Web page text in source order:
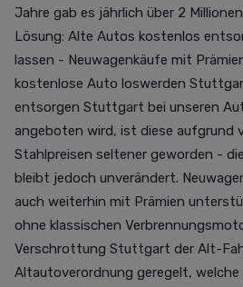
Jahre gab es jährlich über 2
Lösung: Alte Autos kostenlos
lassen - Neuwagenkäufe mit
kostenlose Auto loswerden
entsorgen Stuttgart bei unseren
angeboten wird, ist diese aufgrund
Stahlpreisen seltener geworden -
bleibt jedoch unverändert.
auch weiterhin mit Prämien
ohne klassischen
Verschrottung Stuttgart der Alt-
Altautoverordnung geregelt,